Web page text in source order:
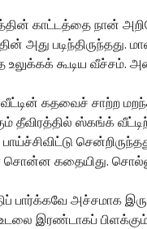
காட்டத்தை நான்
அது படிந்திருந்தது.
கூடிய வீச்சம்.
கதவைச் சாற்ற
தீவிரத்தில் ஸ்கங்க்
கதையிது.
பார்க்கவே அச்சமாக
இரண்டாகப்